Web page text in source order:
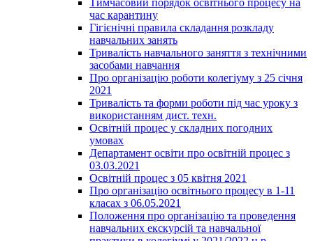
Тимчасовий порядок освітнього процесу на
час карантину
Гігієнічні правила складання розкладу
навчальних занять
Тривалість навчального заняття з технічними
засобами навчання
Про організацію роботи колегіуму з 25 січня
2021
Тривалість та форми роботи під час уроку з
використанням дист. техн.
Освітній процес у складних погодних
умовах
Департамент освіти про освітній процес з
03.03.2021
Освітній процес з 05 квітня 2021
Про організацію освітнього процесу в 1-11
класах з 06.05.2021
Положення про організацію та проведення
навчальних екскурсій та навчальної